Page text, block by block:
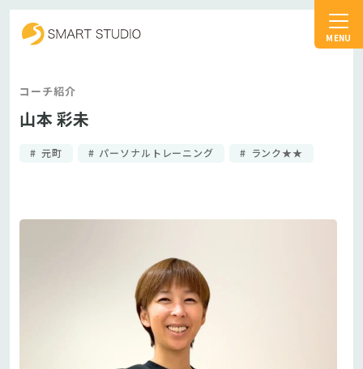
コーチ紹介
山本 彩未
元町 パーソナルトレーニング ランク★★